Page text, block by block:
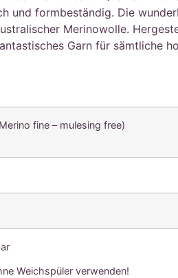
und formbeständig. Die
Merinowolle.
Garn für sämtliche
fine – mulesing free)
Weichspüler verwenden!